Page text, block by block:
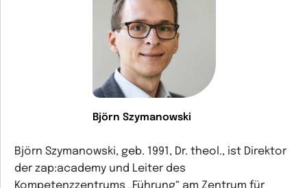
Björn Szymanowski
Björn Szymanowski, geb. 1991, Dr. theol., ist Direktor
der zap:academy und Leiter des
Kompetenzzentrums „Führung“ am Zentrum für